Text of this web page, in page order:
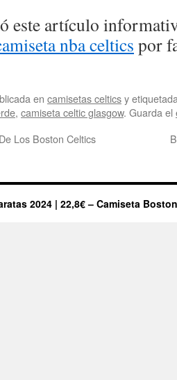
este artículo
nba celtics por
en camisetas celticsy
, camiseta celtic glasgow. Guarda el
Los Boston Celtics
2024 | 22,8€ – Camiseta